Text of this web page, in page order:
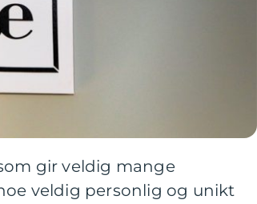
gir veldig mange
veldig personlig og unikt